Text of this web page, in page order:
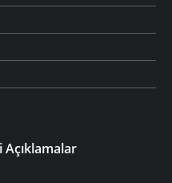
Açıklamalar